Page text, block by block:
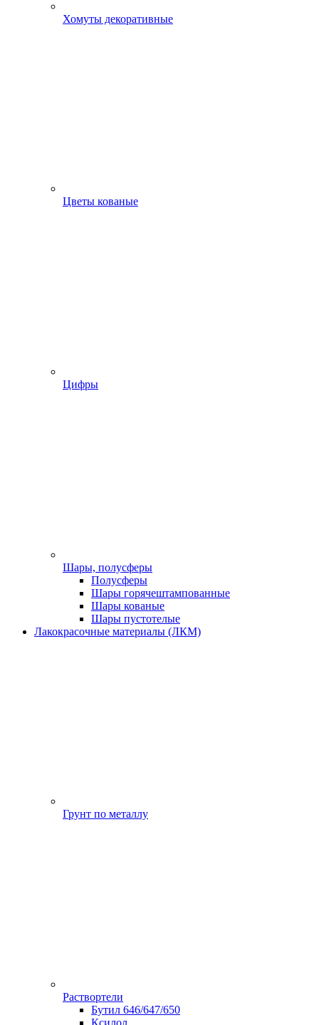
Хомуты декоративные
Цветы кованые
Цифры
Шары, полусферы
Полусферы
Шары горячештампованные
Шары кованые
Шары пустотелые
Лакокрасочные материалы (ЛКМ)
Грунт по металлу
Раствортели
Бутил 646/647/650
Ксилол